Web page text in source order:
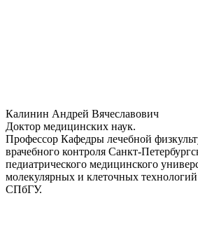
Калинин Андрей Вячеславович
Доктор медицинских наук.
Профессор Кафедры лечебной
врачебного контроля Санкт-
педиатрического медицинского
молекулярных и клеточных
СПбГУ.